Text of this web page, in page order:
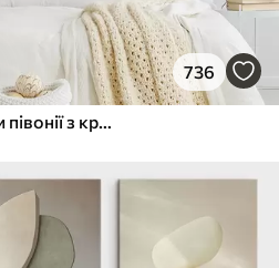
736
Крупний план білої квітки півонії з крапельками води на пелюстках на розмитому фоні